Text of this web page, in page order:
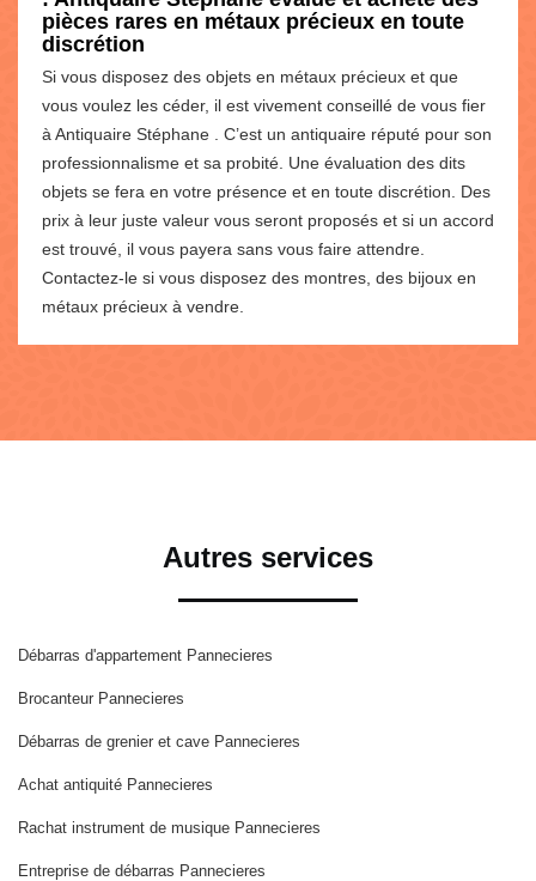
pièces rares en métaux précieux en toute
discrétion
Si vous disposez des objets en métaux précieux et que
vous voulez les céder, il est vivement conseillé de vous fier
à Antiquaire Stéphane . C’est un antiquaire réputé pour son
professionnalisme et sa probité. Une évaluation des dits
objets se fera en votre présence et en toute discrétion. Des
prix à leur juste valeur vous seront proposés et si un accord
est trouvé, il vous payera sans vous faire attendre.
Contactez-le si vous disposez des montres, des bijoux en
métaux précieux à vendre.
Autres services
Débarras d'appartement Pannecieres
Brocanteur Pannecieres
Débarras de grenier et cave Pannecieres
Achat antiquité Pannecieres
Rachat instrument de musique Pannecieres
Entreprise de débarras Pannecieres